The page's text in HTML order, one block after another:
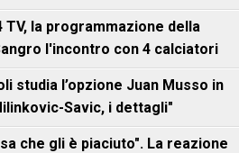
TV, la programmazione della
l'incontro con 4 calciatori
studia l’opzione Juan Musso in
Savic, i dettagli"
che gli è piaciuto". La reazione